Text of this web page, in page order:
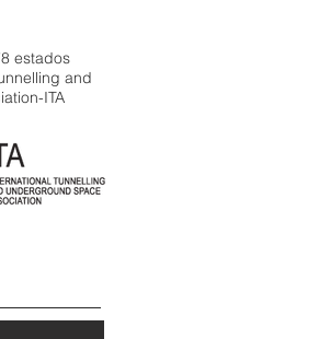
D
estados
and
ITA